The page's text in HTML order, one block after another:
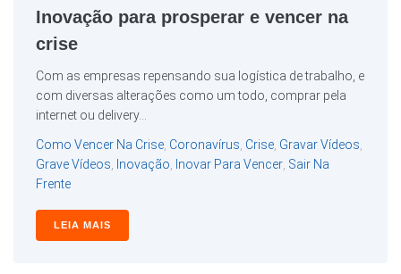
Inovação para prosperar e vencer na
crise
Com as empresas repensando sua logística de trabalho, e
com diversas alterações como um todo, comprar pela
internet ou delivery...
Como Vencer Na Crise Coronavírus Crise Gravar Vídeos
Grave Vídeos
Inovação Inovar Para Vencer Sair Na
Frente
LEIA MAIS